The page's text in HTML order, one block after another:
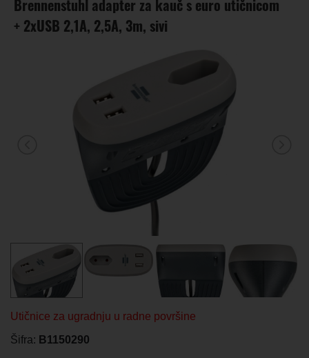
Brennenstuhl adapter za kauč s euro utičnicom
+ 2xUSB 2,1A, 2,5A, 3m, sivi
Utičnice za ugradnju u radne površine
Šifra: B1150290